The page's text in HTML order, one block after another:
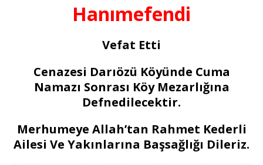
Hanımefendi
Vefat Etti
Cenazesi Darıözü Köyünde Cuma
Namazı Sonrası Köy Mezarlığına
Defnedilecektir.
Merhumeye Allah’tan Rahmet Kederli
Ailesi Ve Yakınlarına Başsağlığı Dileriz.